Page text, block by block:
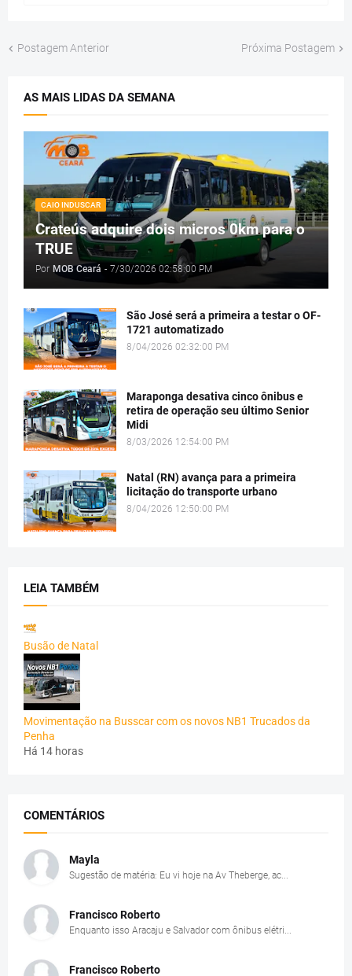
Postagem Anterior Próxima Postagem
AS MAIS LIDAS DA SEMANA
CAIO INDUSCAR
Crateús adquire dois micros 0km para o
TRUE
Por MOB Ceará - 7/30/2026 02:58:00 PM
São José será a primeira a testar o OF-
1721 automatizado
8/04/2026 02:32:00 PM
Maraponga desativa cinco ônibus e
retira de operação seu último Senior
Midi
8/03/2026 12:54:00 PM
Natal (RN) avança para a primeira
licitação do transporte urbano
8/04/2026 12:50:00 PM
LEIA TAMBÉM
Busão de Natal
Movimentação na Busscar com os novos NB1 Trucados da
Penha
Há 14 horas
COMENTÁRIOS
Mayla
Sugestão de matéria: Eu vi hoje na Av Theberge, ac...
Francisco Roberto
Enquanto isso Aracaju e Salvador com ônibus elétri...
Francisco Roberto